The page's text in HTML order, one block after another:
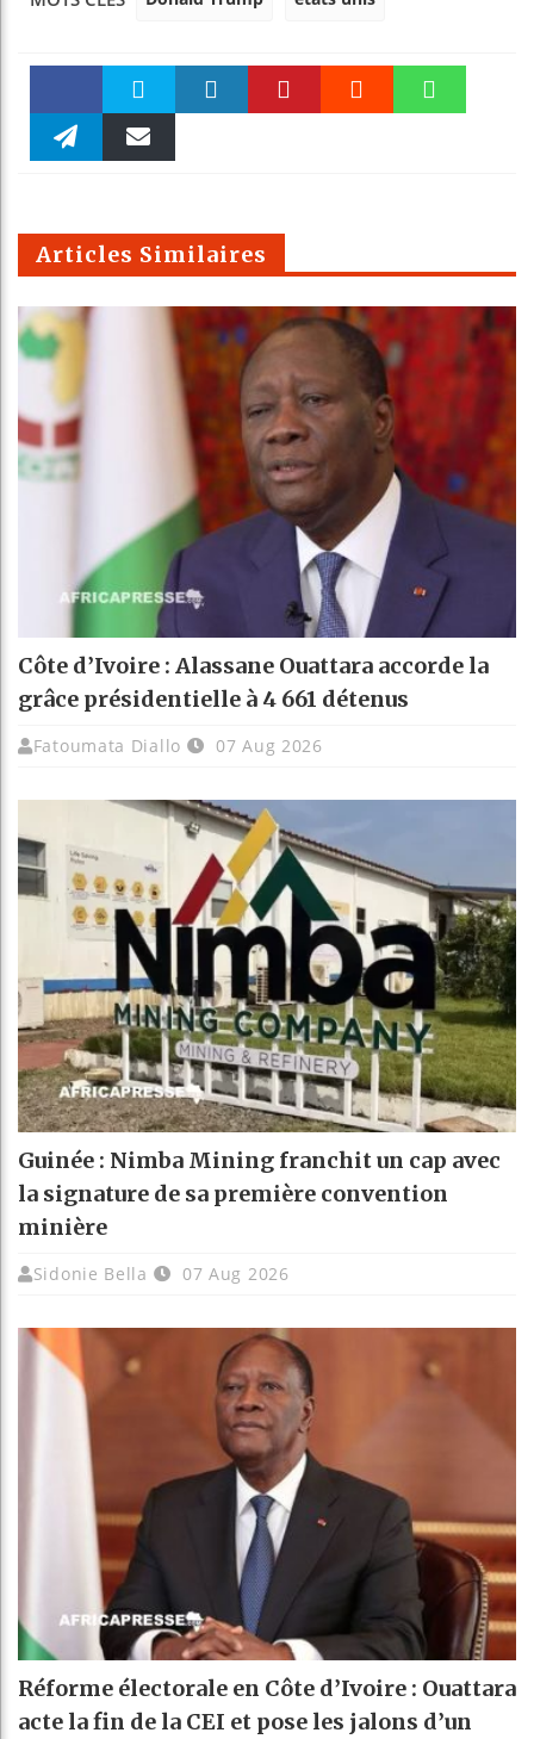
Faceboo Twitter
m
Articles Similaires
Côte d’Ivoire : Alassane Ouattara accorde la
grâce présidentielle à 4 661 détenus
Fatoumata Diallo 07 Aug 2026
Guinée : Nimba Mining franchit un cap avec
la signature de sa première convention
minière
Sidonie Bella 07 Aug 2026
Réforme électorale en Côte d’Ivoire : Ouattara
acte la fin de la CEI et pose les jalons d’un